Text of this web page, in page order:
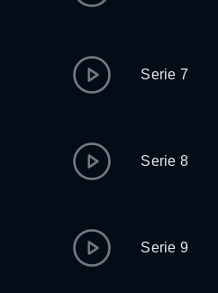
Serie 7
Serie 8
Serie 9